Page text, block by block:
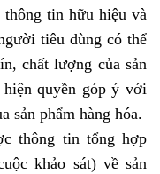
tin hữu hiệu và
tiêu dùng có thể
chất lượng của sản
quyền góp ý với
sản phẩm hàng hóa.
thông tin tổng hợp
khảo sát) về sản